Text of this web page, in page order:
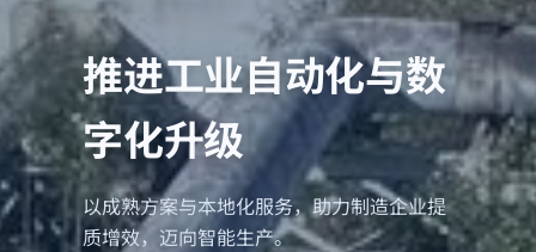
推进工业自动化与数
字化升级
以成熟方案与本地化服务，助力制造企业提
质增效，迈向智能生产。